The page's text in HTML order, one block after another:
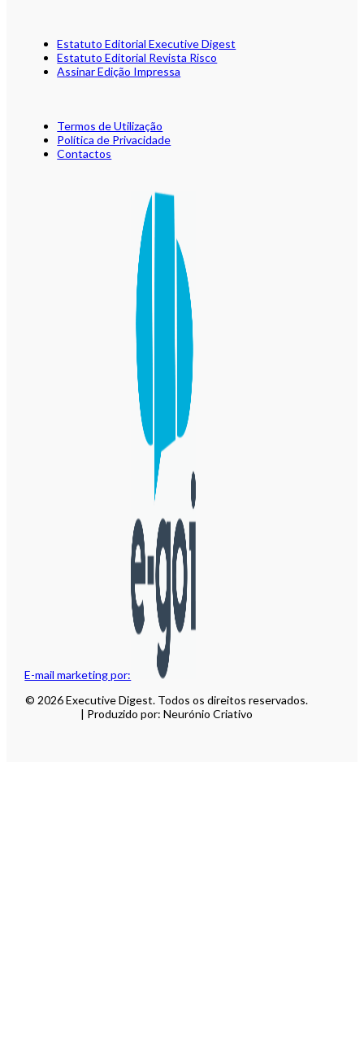
E-mail marketing por:
Estatuto Editorial Executive Digest
Estatuto Editorial Revista Risco
Assinar Edição Impressa
Termos de Utilização
Política de Privacidade
Contactos
© 2026 Executive Digest. Todos os direitos reservados.
| Produzido por: Neurónio Criativo